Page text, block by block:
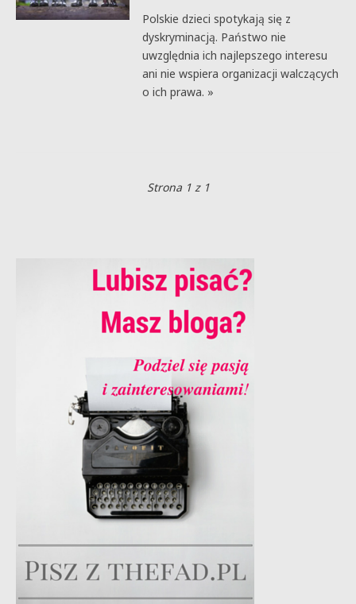
Polskie dzieci spotykają się z
dyskryminacją. Państwo nie
uwzględnia ich najlepszego interesu
ani nie wspiera organizacji walczących
o ich prawa. »
Strona 1 z 1